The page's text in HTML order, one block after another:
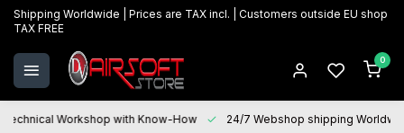
Shipping Worldwide | Prices are TAX incl. | Customers outside EU shop
TAX FREE
0
Technical Workshop with Know-How 24/7 Webshop shipping